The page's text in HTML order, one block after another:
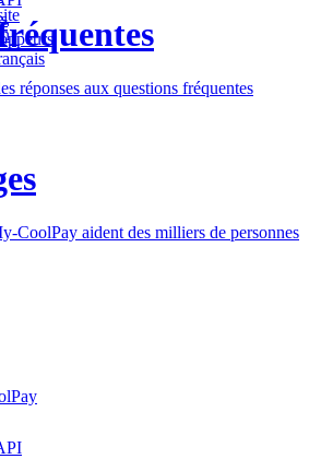
réponses aux questions fréquentes
CoolPay aident des milliers de personnes